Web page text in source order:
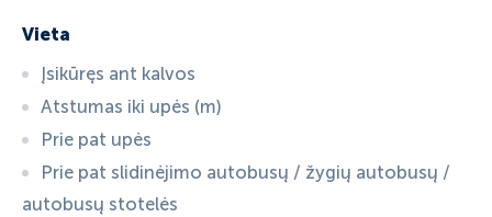
Vieta
Įsikūręs ant kalvos
Atstumas iki upės (m)
Prie pat upės
Prie pat slidinėjimo autobusų / žygių autobusų /
autobusų stotelės